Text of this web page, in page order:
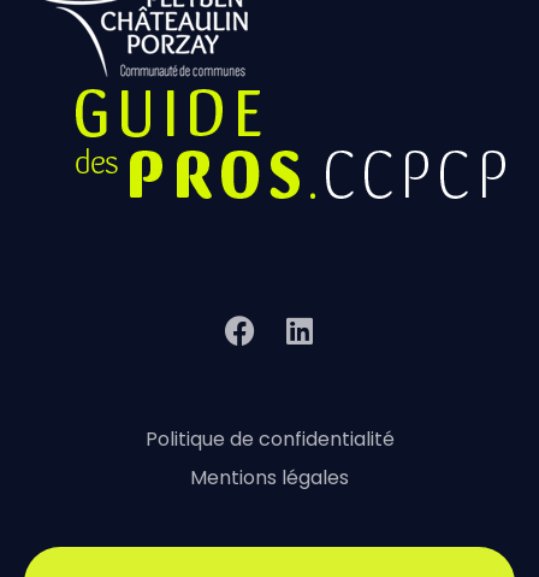
Politique de confidentialité
Mentions légales